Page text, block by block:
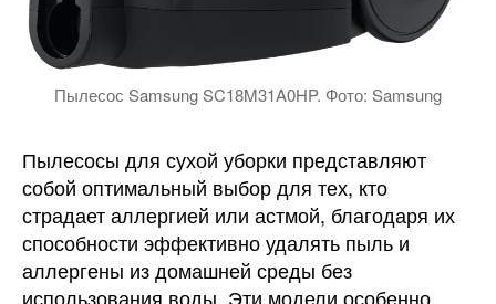
Пылесос Samsung SC18M31A0HP. Фото: Samsung
Пылесосы для сухой уборки представляют
собой оптимальный выбор для тех, кто
страдает аллергией или астмой, благодаря их
способности эффективно удалять пыль и
аллергены из домашней среды без
использования воды. Эти модели особенно